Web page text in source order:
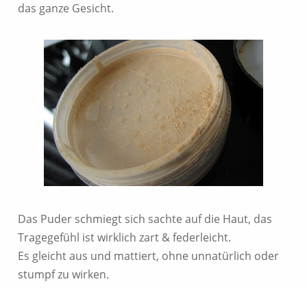
das ganze Gesicht.
Das Puder schmiegt sich sachte auf die Haut, das
Tragegefühl ist wirklich zart & federleicht.
Es gleicht aus und mattiert, ohne unnatürlich oder
stumpf zu wirken.